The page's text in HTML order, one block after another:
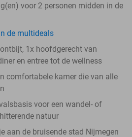
voor 2 personen midden in de
de multideals
1x hoofdgerecht van
en entree tot de wellness
comfortabele kamer die van alle
voor een wandel- of
natuur
aan de bruisende stad Nijmegen